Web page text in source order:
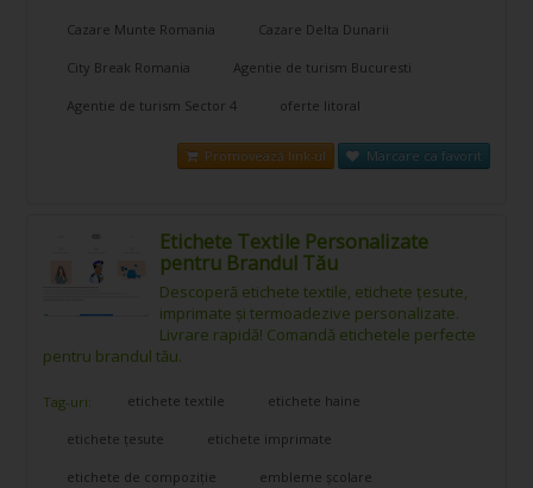
Cazare Munte Romania Cazare Delta Dunarii
City Break Romania Agentie de turism Bucuresti
Agentie de turism Sector 4 oferte litoral
Promovează link-ul Marcare ca favorit
Etichete Textile Personalizate
pentru Brandul Tău
Descoperă etichete textile, etichete țesute,
imprimate și termoadezive personalizate.
Livrare rapidă! Comandă etichetele perfecte
pentru brandul tău.
Tag-uri: etichete textile etichete haine
etichete țesute etichete imprimate
etichete de compoziție embleme școlare